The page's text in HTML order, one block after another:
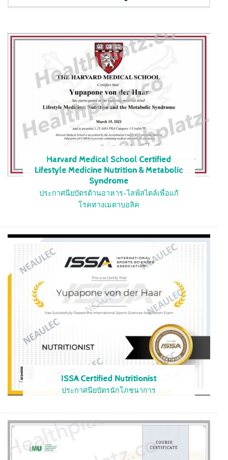
Harvard Medical School Certified
Lifestyle Medicine Nutrition & Metabolic
Syndrome
ประกาศนียบัตรด้านอาหาร-ไลฟ์สไตล์เพื่อแก้
โรคทางเมตาบอลิค
ISSA Certified Nutritionist
ประกาศนียบัตรนักโภชนาการ